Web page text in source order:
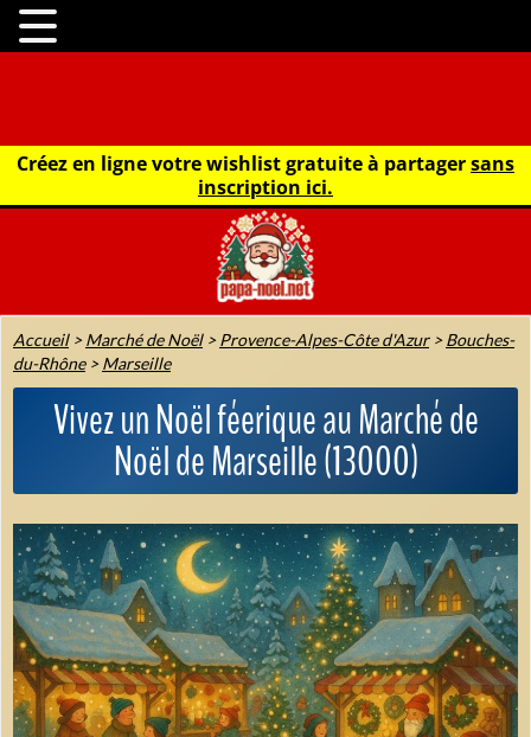
Créez en ligne votre wishlist gratuite à partagersans
inscription ici.
Accueil>Marché de Noël>Provence-Alpes-Côte d'Azur>Bouches-
du-Rhône>Marseille
Vivez un Noël féerique au Marché de
Noël de Marseille (13000)